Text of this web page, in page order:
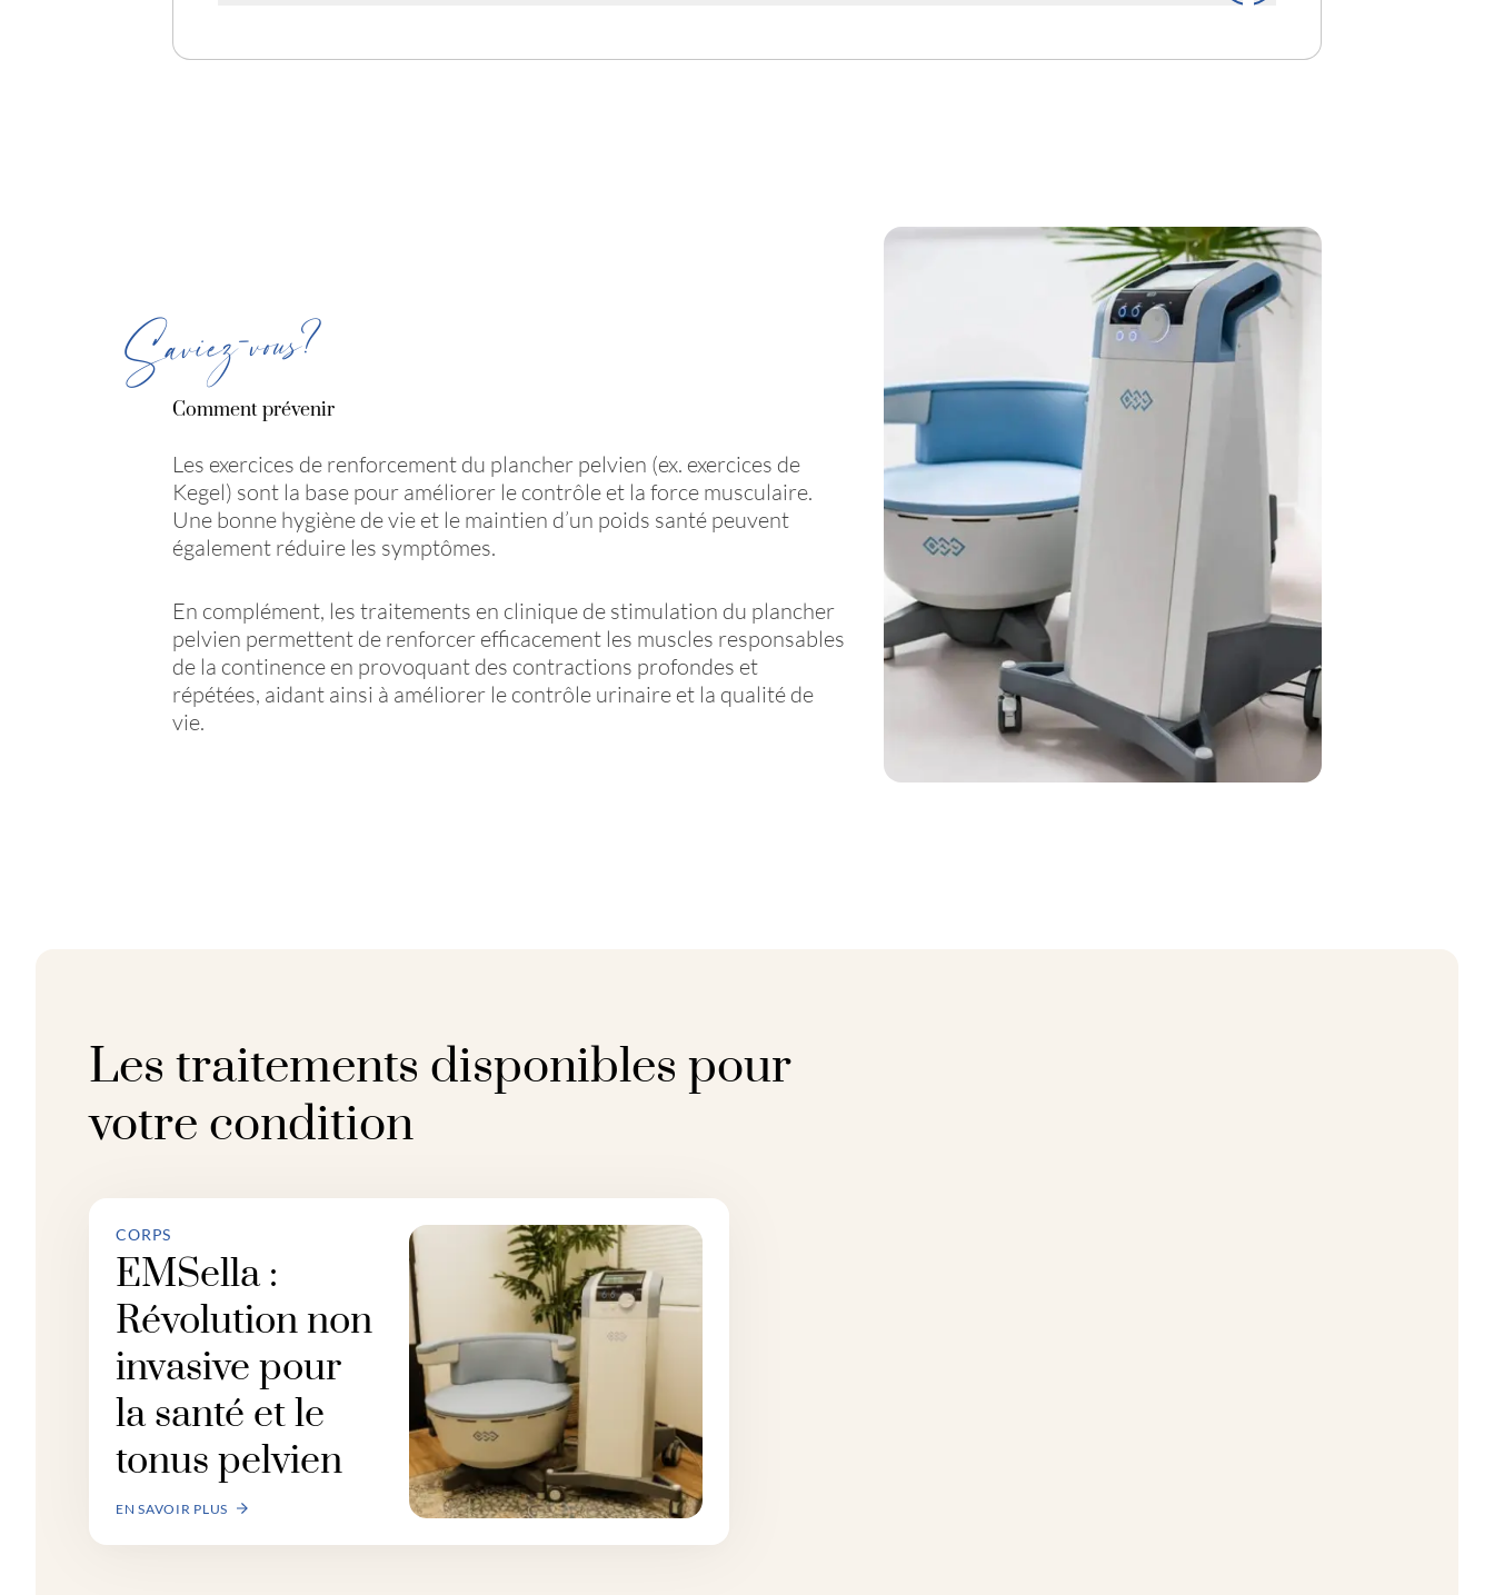
Saviez-vous?
Comment prévenir
Les exercices de renforcement du plancher pelvien (ex. exercices de
Kegel) sont la base pour améliorer le contrôle et la force musculaire.
Une bonne hygiène de vie et le maintien d’un poids santé peuvent
également réduire les symptômes.
En complément, les traitements en clinique de stimulation du plancher
pelvien permettent de renforcer efficacement les muscles responsables
de la continence en provoquant des contractions profondes et
répétées, aidant ainsi à améliorer le contrôle urinaire et la qualité de
vie.
Les traitements disponibles pour
votre condition
CORPS
EMSella :
Révolution non
invasive pour
la santé et le
tonus pelvien
EN SAVOIR PLUS